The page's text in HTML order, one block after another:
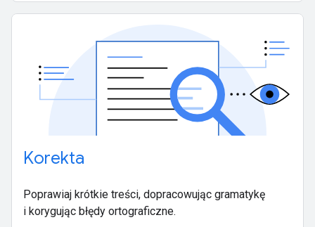
Korekta
Poprawiaj krótkie treści, dopracowując gramatykę
i korygując błędy ortograficzne.